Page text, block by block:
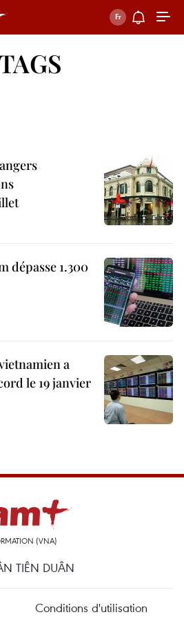
TAGS
dépasse 1.300
a
le 19 janvier
(VNA)
TIÊN DUÂN
Conditions d'utilisation